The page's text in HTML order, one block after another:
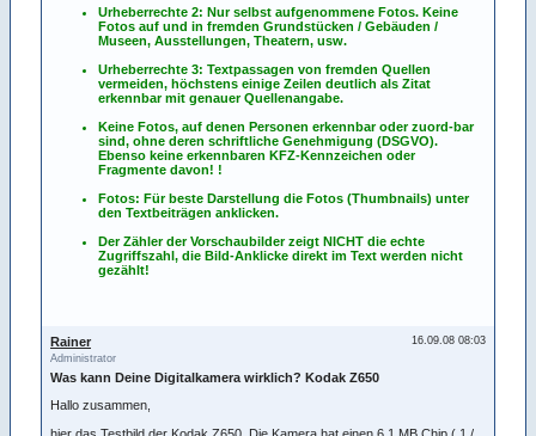
Urheberrechte 2: Nur selbst aufgenommene Fotos. Keine
Fotos auf und in fremden Grundstücken / Gebäuden /
Museen, Ausstellungen, Theatern, usw.
Urheberrechte 3: Textpassagen von fremden Quellen
vermeiden, höchstens einige Zeilen deutlich als Zitat
erkennbar mit genauer Quellenangabe.
Keine Fotos, auf denen Personen erkennbar oder zuord-bar
sind, ohne deren schriftliche Genehmigung (DSGVO).
Ebenso keine erkennbaren KFZ-Kennzeichen oder
Fragmente davon! !
Fotos: Für beste Darstellung die Fotos (Thumbnails) unter
den Textbeiträgen anklicken.
Der Zähler der Vorschaubilder zeigt NICHT die echte
Zugriffszahl, die Bild-Anklicke direkt im Text werden nicht
gezählt!
16.09.08 08:03
Rainer
Administrator
Was kann Deine Digitalkamera wirklich? Kodak Z650
Hallo zusammen,